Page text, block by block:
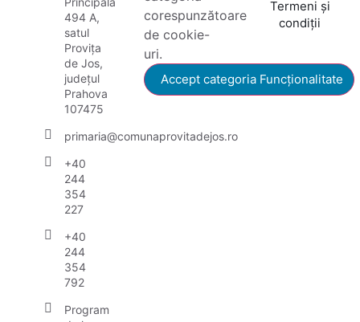
494 A,
satul
Provița
de Jos,
județul
Prahova
107475
primaria@comunaprovitadejos.ro
+40
244
354
227
+40
244
354
792
Program
corespunzătoare
de cookie-
uri.
Accept categoria Funcționalitate
Termeni și
condiții